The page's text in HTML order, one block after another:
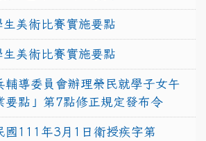
美術比賽實施要點
美術比賽實施要點
輔導委員會辦理榮民就學子女午
要點」第7點修正規定發布令
國111年3月1日衛授疾字第